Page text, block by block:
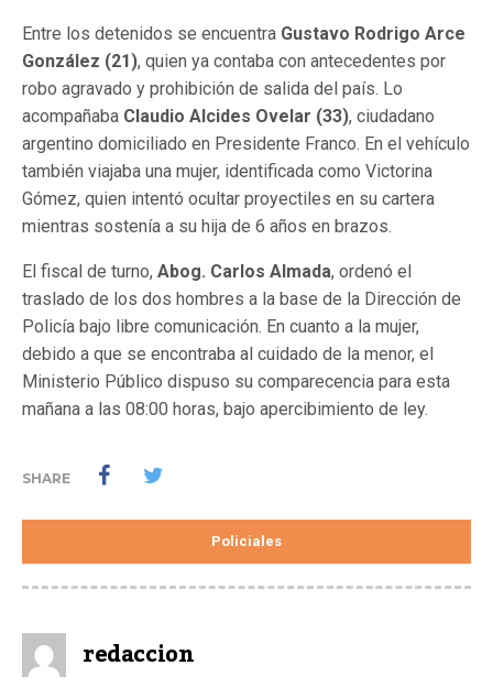
Entre los detenidos se encuentra Gustavo Rodrigo Arce
González (21), quien ya contaba con antecedentes por
robo agravado y prohibición de salida del país. Lo
acompañaba Claudio Alcides Ovelar (33), ciudadano
argentino domiciliado en Presidente Franco. En el vehículo
también viajaba una mujer, identificada como Victorina
Gómez, quien intentó ocultar proyectiles en su cartera
mientras sostenía a su hija de 6 años en brazos.
El fiscal de turno, Abog. Carlos Almada, ordenó el
traslado de los dos hombres a la base de la Dirección de
Policía bajo libre comunicación. En cuanto a la mujer,
debido a que se encontraba al cuidado de la menor, el
Ministerio Público dispuso su comparecencia para esta
mañana a las 08:00 horas, bajo apercibimiento de ley.
SHARE
Policiales
redaccion